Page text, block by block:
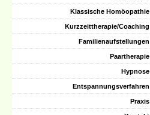
Klassische Homöopathie
Kurzzeittherapie/Coaching
Familienaufstellungen
Paartherapie
Hypnose
Entspannungsverfahren
Praxis